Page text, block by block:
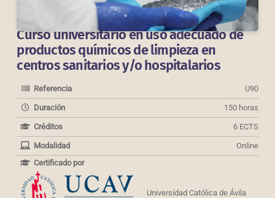
Curso universitario en uso adecuado de
productos químicos de limpieza en
centros sanitarios y/o hospitalarios
Referencia U90
Duración 150 horas
Créditos 6 ECTS
Modalidad
Online
Certificado por
Universidad Católica de Ávila